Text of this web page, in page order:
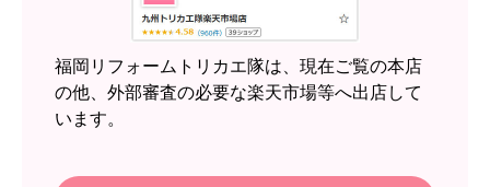
【注文からどのくらいで届きましたか？】
【その他感想・コメント】
2026年6月30日 23:50
福岡リフォームトリカエ隊は、現在ご覧の本店
の他、外部審査の必要な楽天市場等へ出店して
います。